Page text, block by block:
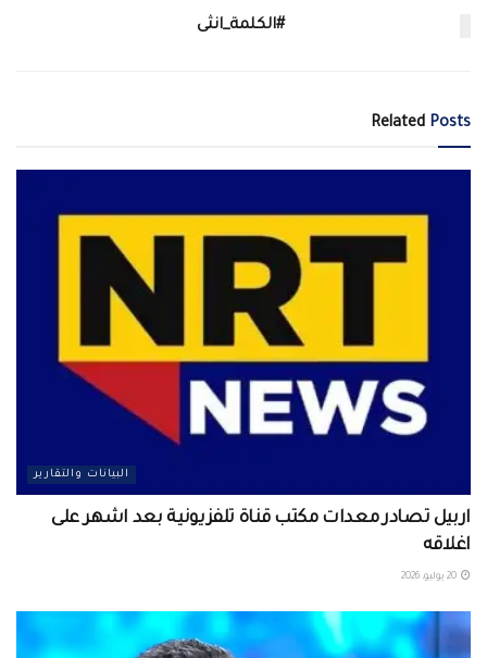
#الكلمة_انثى
Related Posts
البيانات والتقارير
اربيل تصادر معدات مكتب قناة تلفزيونية بعد اشهر على
اغلاقه